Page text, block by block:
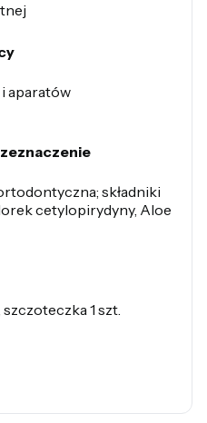
aparatów
składniki
cetylopirydyny, Aloe
1 szt.